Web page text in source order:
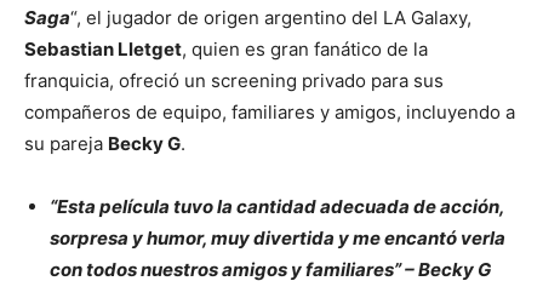
Saga“, el jugador de origen argentino del LA Galaxy,
Sebastian Lletget, quien es gran fanático de la
franquicia, ofreció un screening privado para sus
compañeros de equipo, familiares y amigos, incluyendo a
su pareja Becky G.
“Esta película tuvo la cantidad adecuada de acción,
sorpresa y humor, muy divertida y me encantó verla
con todos nuestros amigos y familiares” – Becky G